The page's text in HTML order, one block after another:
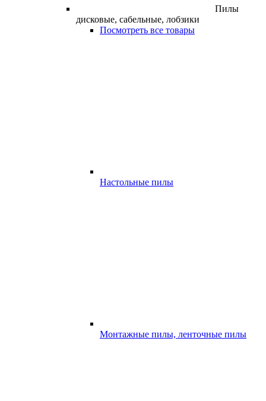
Пилы
дисковые, сабельные, лобзики
Посмотреть все товары
Настольные пилы
Монтажные пилы, ленточные пилы